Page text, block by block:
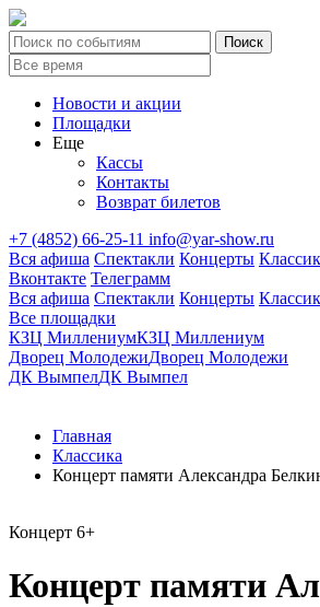
Новости и акции
Площадки
Еще
Кассы
Контакты
Возврат билетов
+7 (4852) 66-25-11 info@yar-show.ru
Вся афиша Спектакли Концерты
Вконтакте Телеграмм
Вся афиша Спектакли Концерты
Все площадки
КЗЦ МиллениумКЗЦ Миллениум
Дворец МолодежиДворец Молодежи
ДК ВымпелДК Вымпел
Главная
Классика
Концерт памяти Александра
Концерт 6+
Концерт памяти